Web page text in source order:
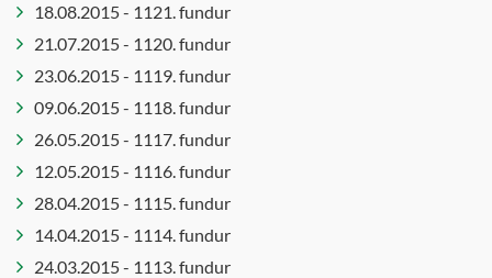
18.08.2015 - 1121. fundur
21.07.2015 - 1120. fundur
23.06.2015 - 1119. fundur
09.06.2015 - 1118. fundur
26.05.2015 - 1117. fundur
12.05.2015 - 1116. fundur
28.04.2015 - 1115. fundur
14.04.2015 - 1114. fundur
24.03.2015 - 1113. fundur